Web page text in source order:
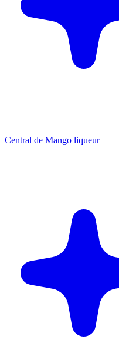
Central de Mango liqueur